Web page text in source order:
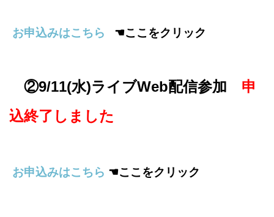
お申込みはこちら ☚ここをクリック
②9/11(水)ライブWeb配信参加
申
込終了しました
お申込みはこちら ☚ここをクリック